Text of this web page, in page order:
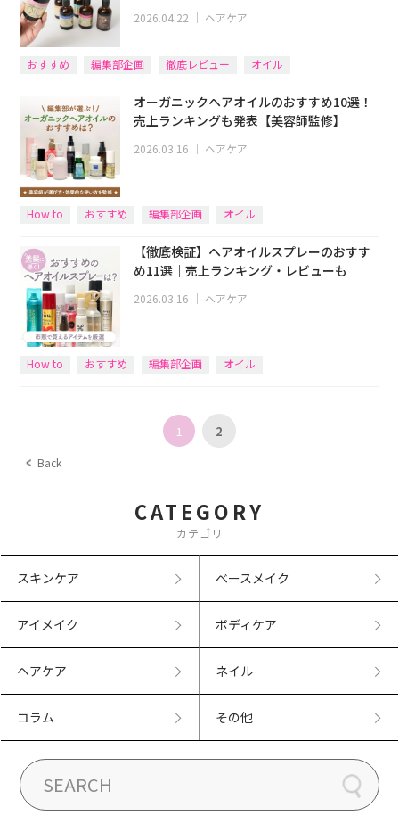
2026.04.22 ヘアケア
おすすめ 編集部企画 徹底レビュー オイル
オーガニックヘアオイルのおすすめ10選！
売上ランキングも発表【美容師監修】
2026.03.16 ｜ ヘアケア
How to おすすめ 編集部企画 オイル
【徹底検証】ヘアオイルスプレーのおすす
め11選｜売上ランキング・レビューも
2026.03.16 ｜ ヘアケア
How to おすすめ 編集部企画 オイル
Back
1 2
CATEGORY
カテゴリ
スキンケア ベースメイク
アイメイク ボディケア
ヘアケア ネイル
コラム その他